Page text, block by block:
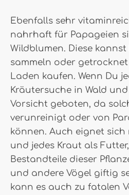
Ebenfalls sehr
nahrhaft für Papageien
Wildblumen. Diese
sammeln oder
Laden kaufen. Wenn Du
Kräutersuche in Wald
Vorsicht geboten, da
verunreinigt oder von
können. Auch eignet sich
und jedes Kraut als
Bestandteile dieser
und andere Vögel giftig
kann es auch zu fatalen